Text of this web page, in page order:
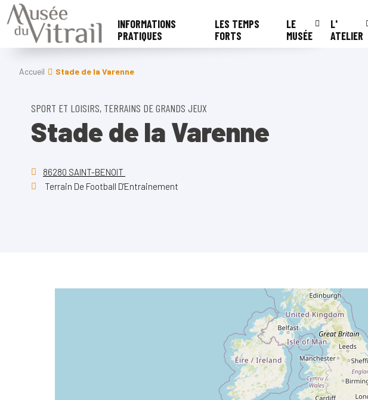
INFORMATIONS
PRATIQUES
LES TEMPS
FORTS
LE
MUSÉE
L'
ATELIER
Accueil Stade de la Varenne
SPORT ET LOISIRS, TERRAINS DE GRANDS JEUX
Stade de la Varenne
86280 SAINT-BENOIT
Terrain De Football D'Entrainement